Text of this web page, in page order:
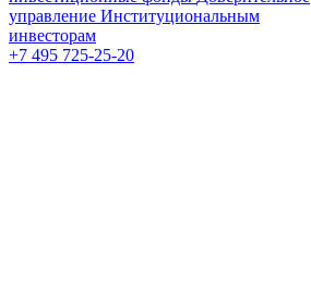
управление Институциональным
инвесторам
+7 495 725-25-20